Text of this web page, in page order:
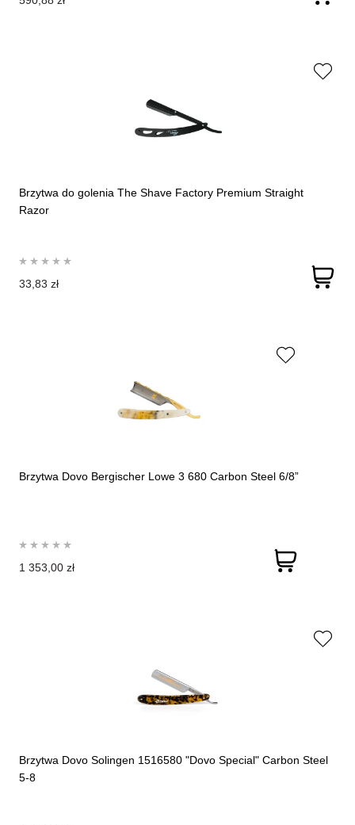
Brzytwa do golenia The Shave Factory Premium Straight
Razor
33,83 zł
Brzytwa Dovo Bergischer Lowe 3 680 Carbon Steel 6/8”
1 353,00 zł
Brzytwa Dovo Solingen 1516580 "Dovo Special" Carbon Steel
5-8